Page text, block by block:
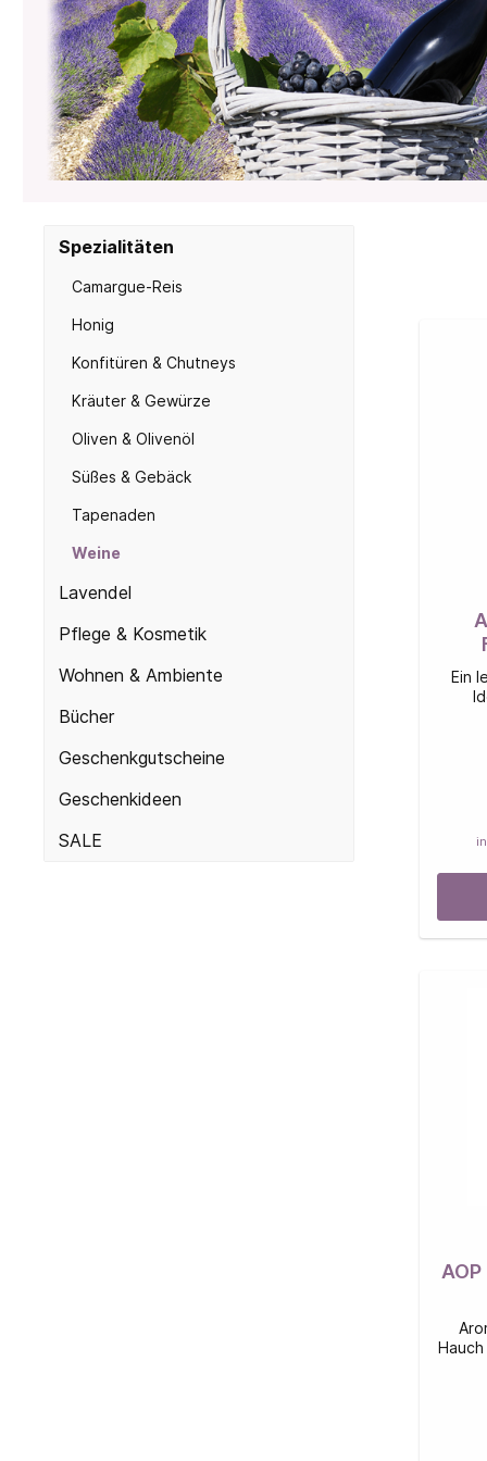
Lavendel-Kosmetik
Seifen mit Sheabutter
Spezialitäten
Camargue-Reis
Honig
Konfitüren & Chutneys
Kräuter & Gewürze
Oliven & Olivenöl
Süßes & Gebäck
Tapenaden
Weine
Lavendel
Pflege & Kosmetik
Wohnen & Ambiente
Bücher
Geschenkgutscheine
Geschenkideen
SALE
Ein